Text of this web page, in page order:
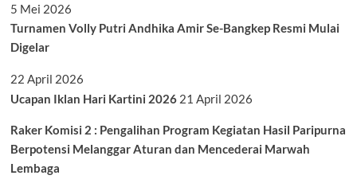
5 Mei 2026
Turnamen Volly Putri Andhika Amir Se-Bangkep Resmi Mulai
Digelar
22 April 2026
Ucapan Iklan Hari Kartini 2026 21 April 2026
Raker Komisi 2 : Pengalihan Program Kegiatan Hasil Paripurna
Berpotensi Melanggar Aturan dan Mencederai Marwah
Lembaga